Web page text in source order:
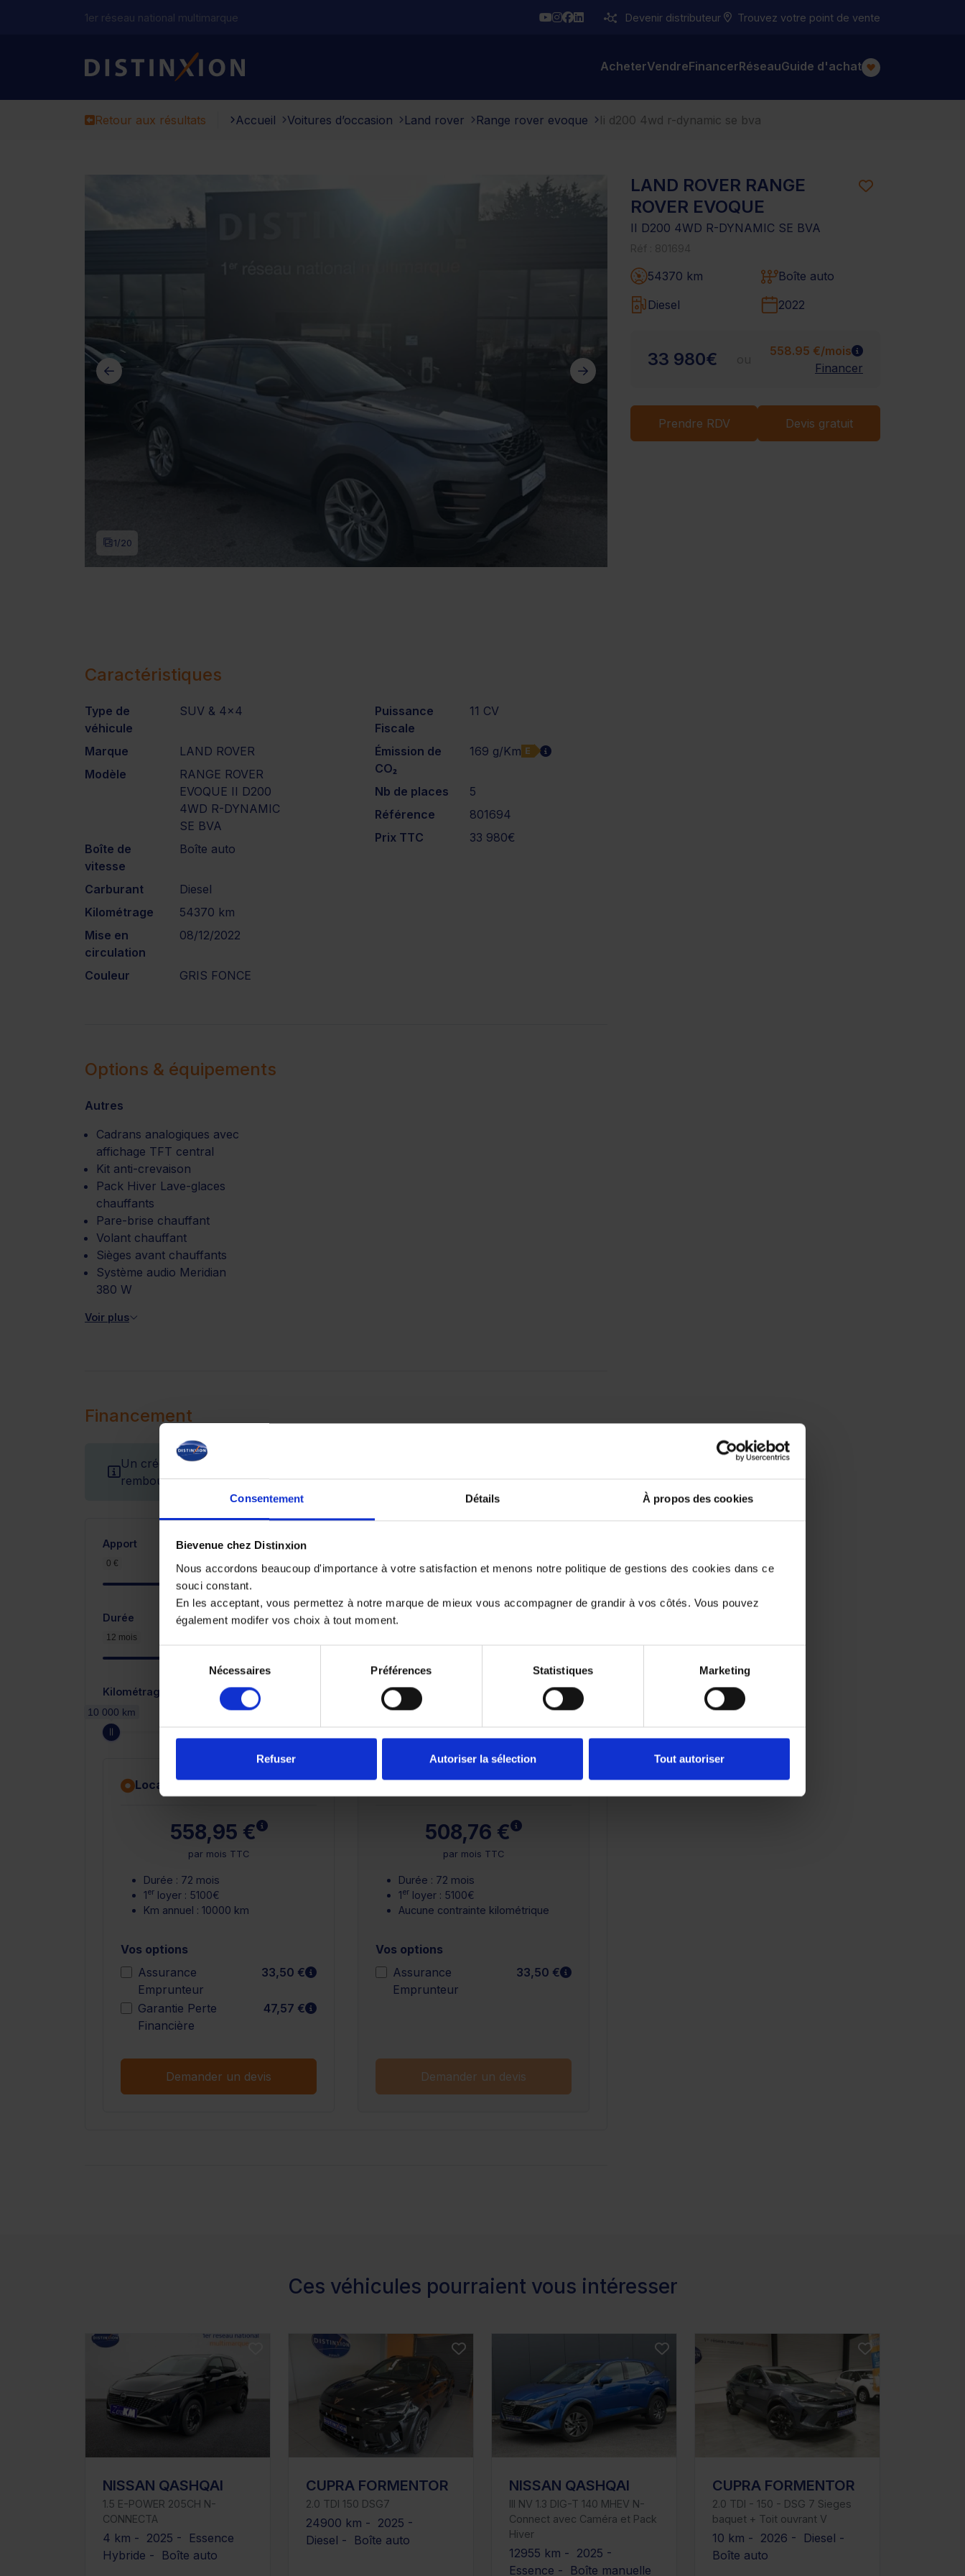
Consentement Détails À propos des cookies
Bievenue chez Distinxion
Nous accordons beaucoup d'importance à votre satisfaction et menons notre politique de gestions des cookies dans ce
souci constant.
En les acceptant, vous permettez à notre marque de mieux vous accompagner de grandir à vos côtés. Vous pouvez
également modifer vos choix à tout moment.
consentement
Nécessaires Préférences Statistiques Marketing
Refuser Autoriser la sélection Tout autoriser
1er réseau national multimarque YouTube
Instagram
Facebook
LinkedinDevenir distributeur Trouvez votre point de vente
Distinxion AcheterVendreFinancerRéseauGuide d'achat
Retour aux résultats Accueil Voitures d’occasion Land rover Range rover evoque Ii d200 4wd r-dynamic se bva
LAND ROVER RANGE
ROVER EVOQUE
II D200 4WD R-DYNAMIC SE BVA
54370 km
Boîte auto
Diesel
2022
33 980€
558.95 €/mois
Financer
Prendre RDV Devis gratuit
Chargement...
1/20
Caractéristiques
Type de
véhicule
SUV & 4x4
Marque
LAND ROVER
Modèle
RANGE ROVER
EVOQUE II D200
4WD R-DYNAMIC
SE BVA
Boîte de
vitesse
Boîte auto
Carburant
Diesel
Kilométrage
54370 km
Mise en
circulation
08/12/2022
Couleur GRIS FONCE
Puissance
Fiscale
11 CV
Émission de
CO₂
169 g/Km E
Nb de places
5
Référence
801694
Prix TTC
33 980€
Options & équipements
Autres
Cadrans analogiques avec
affichage TFT central
Kit anti-crevaison
Pack Hiver Lave-glaces
chauffants
Pare-brise chauffant
Volant chauffant
Sièges avant chauffants
Système audio Meridian
380 W
Voir plus
Financement
Un crédit vous engage et doit être remboursé. Vérifiez vos capacités de
remboursement avant de vous engager.
Apport
0 € 33 976.6 €
5 100 €
Durée
12 mois
Kilométrage annuel
25 000 km
10 000 km
Location avec option d'achat
558,95 € En savoir plus
par mois TTC
Durée : 72 mois
1er loyer : 5100€
Km annuel : 10000 km
Vos options
Assurance
Emprunteur
33,50 € En savoir plus
Garantie Perte
Financière
47,57 € En savoir plus
Demander un devis
Crédit Classique
508,76 € En savoir plus
par mois TTC
Durée : 72 mois
1er loyer : 5100€
Aucune contrainte kilométrique
Vos options
Assurance
Emprunteur
33,50 € En savoir plus
Demander un devis
Ces véhicules pourraient vous intéresser
NISSAN QASHQAI
1.5 E-POWER 205CH N-
CONNECTA
4 km - 2025 - Essence
Hybride - Boîte auto
CUPRA FORMENTOR
2.0 TDI 150 DSG7
24900 km - 2025 -
Diesel - Boîte auto
NISSAN QASHQAI
III NV 1.3 DIG-T 140 MHEV N-
Connect avec Caméra et Pack
Hiver
12955 km - 2025 -
Essence - Boîte manuelle
CUPRA FORMENTOR
2.0 TDI - 150 - DSG 7 Sieges
baquet + Toit ouvrant V
10 km - 2026 - Diesel -
Boîte auto